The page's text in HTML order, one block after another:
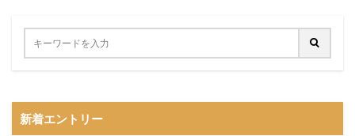
新着エントリー